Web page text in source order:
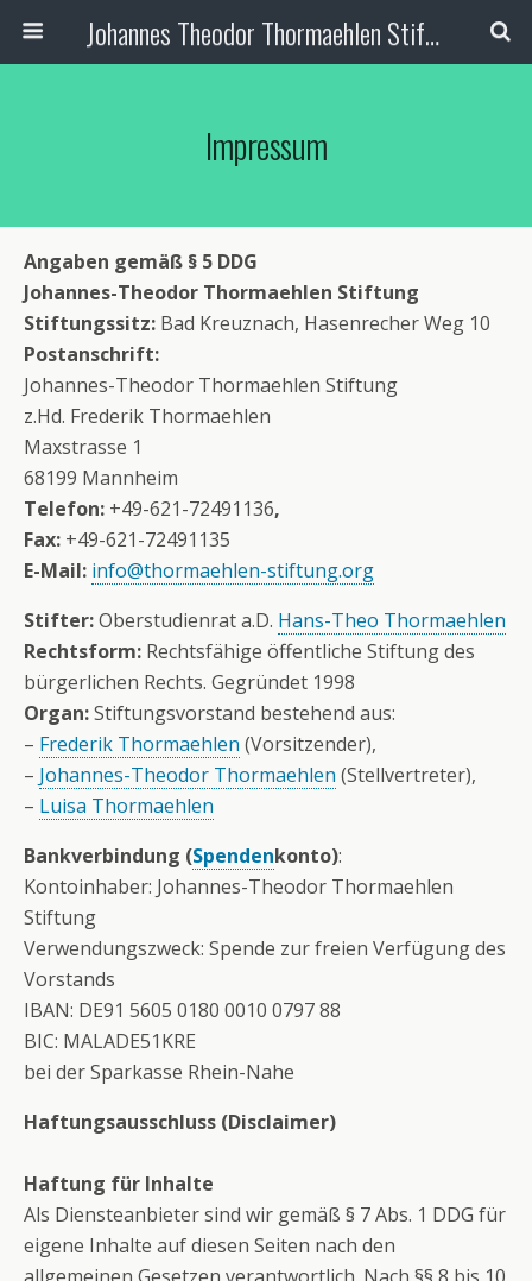
Johannes Theodor Thormaehlen Stiftung
Impressum
Angaben gemäß § 5 DDG
Johannes-Theodor Thormaehlen Stiftung
Stiftungssitz: Bad Kreuznach, Hasenrecher Weg 10
Postanschrift:
Johannes-Theodor Thormaehlen Stiftung
z.Hd. Frederik Thormaehlen
Maxstrasse 1
68199 Mannheim
Telefon: +49-621-72491136,
Fax: +49-621-72491135
E-Mail: info@thormaehlen-stiftung.org
Stifter:Oberstudienrat a.D. Hans-Theo Thormaehlen
Rechtsform: Rechtsfähige öffentliche Stiftung des
bürgerlichen Rechts. Gegründet 1998
Organ:Stiftungsvorstand bestehend aus:
– Frederik Thormaehlen (Vorsitzender),
– Johannes-Theodor Thormaehlen (Stellvertreter),
– Luisa Thormaehlen
Bankverbindung (Spendenkonto):
Kontoinhaber: Johannes-Theodor Thormaehlen
Stiftung
Verwendungszweck: Spende zur freien Verfügung des
Vorstands
IBAN: DE91 5605 0180 0010 0797 88
BIC: MALADE51KRE
bei der Sparkasse Rhein-Nahe
Haftungsausschluss (Disclaimer)
Haftung für Inhalte
Als Diensteanbieter sind wir gemäß § 7 Abs. 1 DDG für
eigene Inhalte auf diesen Seiten nach den